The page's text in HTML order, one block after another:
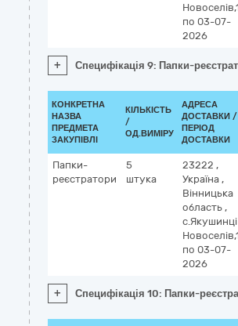
по 03-07-
2026
+ Специфікація 9: Папки-
КОНКРЕТНА
НАЗВА
ПРЕДМЕТА
ЗАКУПІВЛІ
КІЛЬКІСТЬ
/
ОД.ВИМІРУ
АДРЕСА
ДОСТАВКИ /
ПЕРІОД
ДОСТАВКИ
Папки-
реєстратори
5
штука
23222 ,
Україна ,
Вінницька
область ,
с.Якушинці
по 03-07-
2026
+ Специфікація 10: Папки-